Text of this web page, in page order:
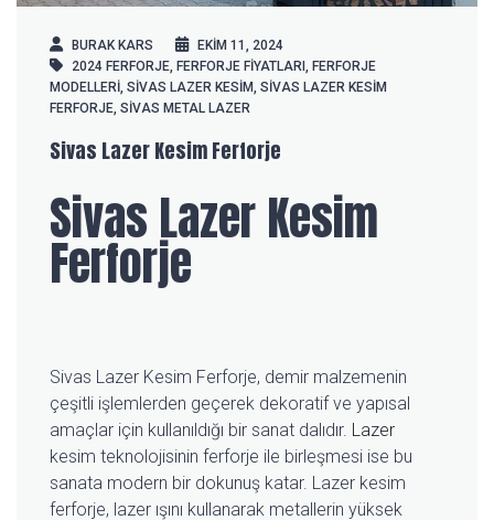
BURAK KARS
EKIM 11, 2024
2024 FERFORJE FERFORJE FIYATLARI FERFORJE
MODELLERI SIVAS LAZER KESIM SIVAS LAZER KESIM
FERFORJE SIVAS METAL LAZER
Sivas Lazer Kesim Ferforje
Sivas Lazer Kesim
Ferforje
Sivas Lazer Kesim Ferforje, demir malzemenin
çeşitli işlemlerden geçerek dekoratif ve yapısal
amaçlar için kullanıldığı bir sanat dalıdır. Lazer
kesim teknolojisinin ferforje ile birleşmesi ise bu
sanata modern bir dokunuş katar. Lazer kesim
ferforje, lazer ışını kullanarak metallerin yüksek